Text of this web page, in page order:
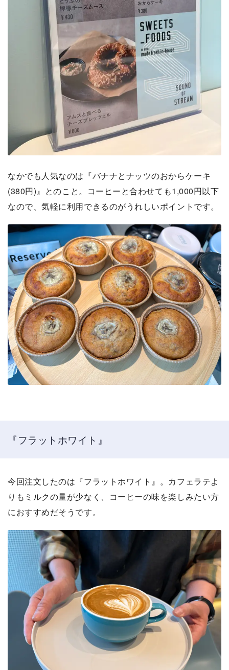
なかでも人気なのは『バナナとナッツのおからケーキ
(380円)』とのこと。コーヒーと合わせても1,000円以下
なので、気軽に利用できるのがうれしいポイントです。
『フラットホワイト』
今回注文したのは『フラットホワイト』。カフェラテよ
りもミルクの量が少なく、コーヒーの味を楽しみたい方
におすすめだそうです。